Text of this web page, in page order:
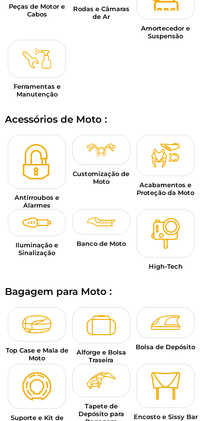
Peças de Motor e
Cabos
Rodas e Câmaras
de Ar
Amortecedor e
Suspensão
Ferramentas e
Manutenção
Acessórios de Moto :
Antirroubos e
Alarmes
Customização de
Moto
Acabamentos e
Proteção da Moto
Iluminação e
Sinalização
Banco de Moto
High-Tech
Bagagem para Moto :
Top Case e Mala de
Moto
Alforge e Bolsa
Traseira
Bolsa de Depósito
Suporte e Kit de
Tapete de
Depósito para
Encosto e Sissy Bar